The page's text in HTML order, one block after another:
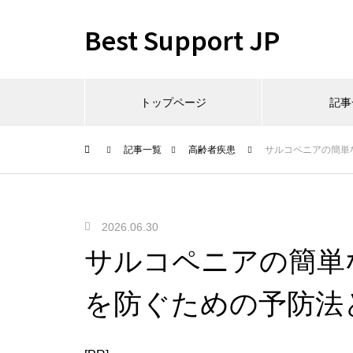
Best Support JP
トップページ 記
記事一覧 高齢者疾患 サルコペニアの簡単
2026.06.30
サルコペニアの簡
を防ぐための予防法